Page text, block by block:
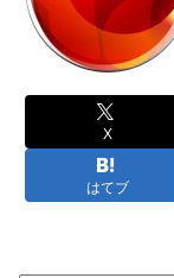
X
はてブ